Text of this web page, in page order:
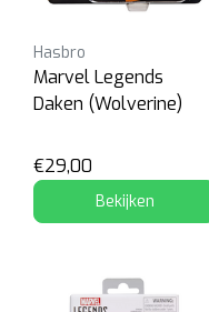
Hasbro
Marvel Legends
Daken (Wolverine)
€29,00
Bekijken